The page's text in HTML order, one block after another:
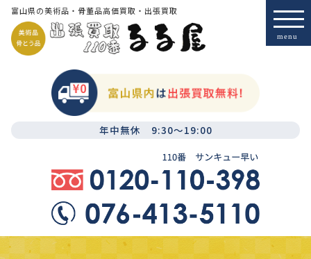
富山県の美術品・骨董品高価買取・出張買取
年中無休 9:30～19:00